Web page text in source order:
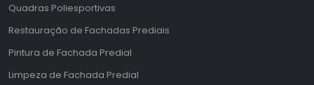
Quadras Poliesportivas
Restauração de Fachadas Prediais
Pintura de Fachada Predial
Limpeza de Fachada Predial